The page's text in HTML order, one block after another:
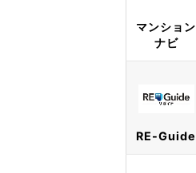
マンション
ナビ
RE-Guide